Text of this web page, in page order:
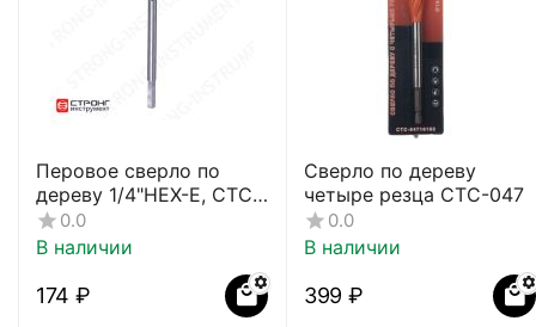
Перовое сверло по
дереву 1/4"HEX-E, СTC-
0150.0
В наличии
‍174‍ ₽
Сверло по дереву
четыре резца СТС-047
0.0
В наличии
‍399‍ ₽